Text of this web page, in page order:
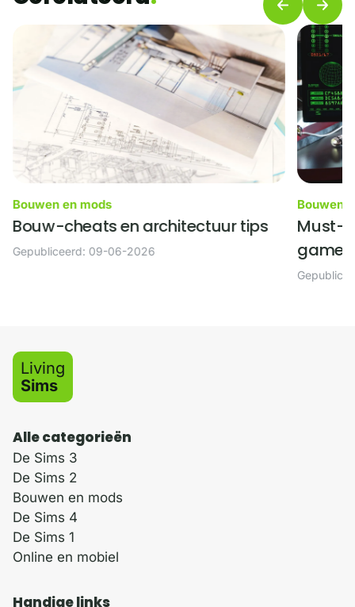
Bouwen en mods
Bouw-cheats en architectuur tips
Gepubliceerd: 09-06-2026
Bouwen
Must-
Living
Sims
Alle categorieën
De Sims 3
De Sims 2
Bouwen en mods
De Sims 4
De Sims 1
Online en mobiel
Handige links